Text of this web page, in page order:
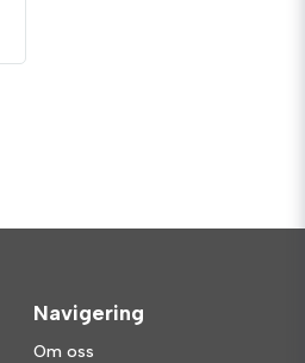
Navigering
Om oss